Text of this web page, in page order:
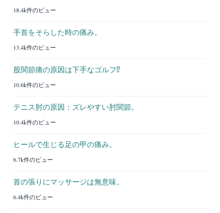
18.4k件のビュー
手首をそらした時の痛み。
13.4k件のビュー
股関節痛の原因は下手なゴルフ⁉︎
10.6k件のビュー
テニス肘の原因：ズレやすい肘関節。
10.4k件のビュー
ヒールで生じる足の甲の痛み。
6.7k件のビュー
首の張りにマッサージは無意味。
6.4k件のビュー